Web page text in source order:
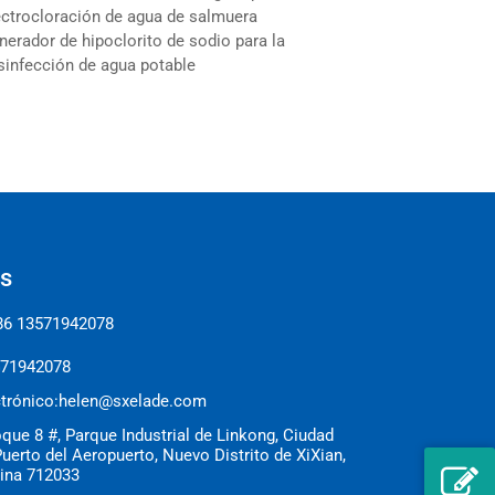
de agua de salmuera
de hipoclorito de sodio para la
de agua potable
13571942078
helen@sxelade.com
8 #, Parque Industrial de Linkong, Ciudad
del Aeropuerto, Nuevo Distrito de XiXian,
712033